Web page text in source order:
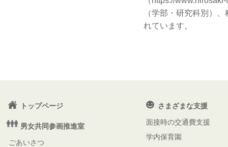
（学部・研究科別）
れています。
トップページ
男女共同参画推進室
ごあいさつ
さまざまな支援
面接時の交通費支援
学内保育園